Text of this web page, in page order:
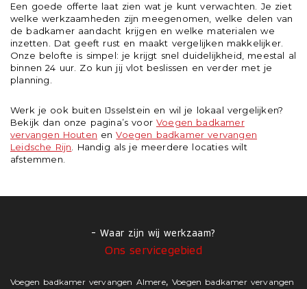
Een goede offerte laat zien wat je kunt verwachten. Je ziet
welke werkzaamheden zijn meegenomen, welke delen van
de badkamer aandacht krijgen en welke materialen we
inzetten. Dat geeft rust en maakt vergelijken makkelijker.
Onze belofte is simpel: je krijgt snel duidelijkheid, meestal al
binnen 24 uur. Zo kun jij vlot beslissen en verder met je
planning.
Werk je ook buiten IJsselstein en wil je lokaal vergelijken?
Bekijk dan onze pagina’s voor Voegen badkamer
vervangen Houten enVoegen badkamer vervangen
Leidsche Rijn . Handig als je meerdere locaties wilt
afstemmen.
- Waar zijn wij werkzaam?
Ons servicegebied
Voegen badkamer vervangen Almere,Voegen badkamer vervangen